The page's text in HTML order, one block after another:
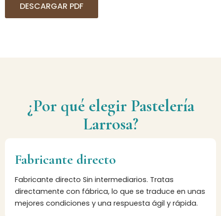
DESCARGAR PDF
¿Por qué elegir Pastelería
Larrosa?
Fabricante directo
Fabricante directo Sin intermediarios. Tratas
directamente con fábrica, lo que se traduce en unas
mejores condiciones y una respuesta ágil y rápida.